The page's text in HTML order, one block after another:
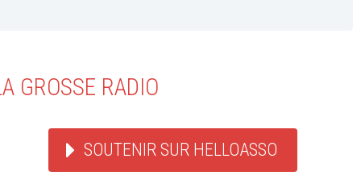
GROSSE RADIO
SOUTENIR SUR HELLOASSO